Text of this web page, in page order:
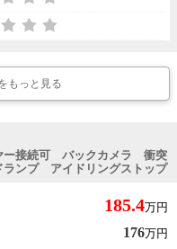
もっと見る
ー接続可 バックカメラ 衝突
ンプ アイドリングストップ
185.4万円
176万円